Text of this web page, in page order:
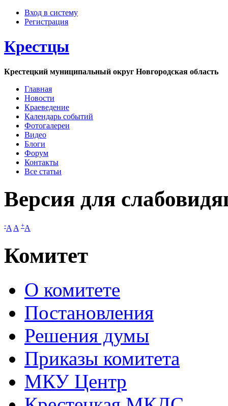
Вход в систему
Регистрация
Крестцы
Крестецкий муниципальный округ Новгородская область
Главная
Новости
Краеведение
Календарь событий
Фотогалереи
Видео
Блоги
Форум
Контакты
Все статьи
Версия для
-A A +A
Комитет
О комитете
Постановления
Решения думы
Приказы комитета
МКУ Центр